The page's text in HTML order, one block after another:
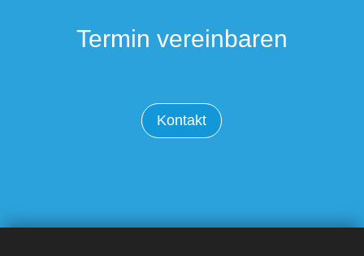
Termin vereinbaren
Kontakt